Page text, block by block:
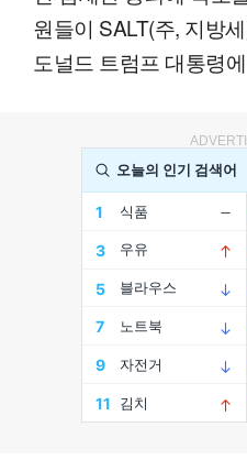
원들이 SALT(주, 지방
도널드 트럼프 대통령